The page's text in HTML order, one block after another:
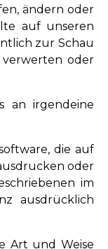
ändern oder
auf unseren
zur Schau
oder
an irgendeine
die auf
oder
im
ausdrücklich
Art und Weise